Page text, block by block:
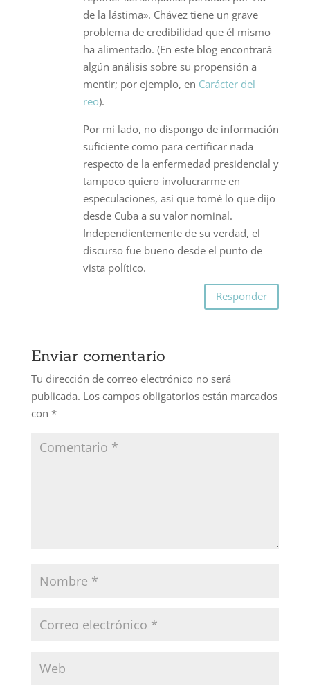
de la lástima». Chávez tiene un grave
problema de credibilidad que él mismo
ha alimentado. (En este blog encontrará
algún análisis sobre su propensión a
mentir; por ejemplo, en Carácter del
reo).
Por mi lado, no dispongo de información
suficiente como para certificar nada
respecto de la enfermedad presidencial y
tampoco quiero involucrarme en
especulaciones, así que tomé lo que dijo
desde Cuba a su valor nominal.
Independientemente de su verdad, el
discurso fue bueno desde el punto de
vista político.
Responder
Enviar comentario
Tu dirección de correo electrónico no será
publicada. Los campos obligatorios están marcados
con *